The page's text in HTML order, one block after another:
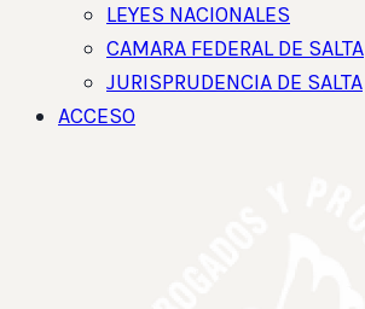
LEYES NACIONALES
CAMARA FEDERAL DE SALTA
JURISPRUDENCIA DE SALTA
ACCESO